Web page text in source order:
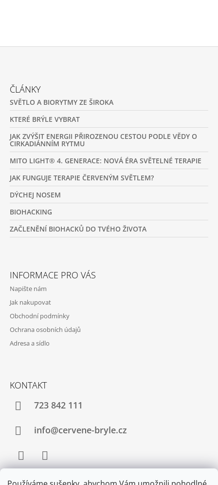
C
Y
V
P
I
S
U
ČLÁNKY
SVĚTLO A BIORYTMY ZE ŠIROKA
KTERÉ BRÝLE VYBRAT
JAK ZVÝŠIT ENERGII PŘIROZENOU CESTOU PODLE VĚDY O
CIRKADIÁNNÍM RYTMU
MITO LIGHT® 4. GENERACE: NOVÁ ÉRA SVĚTELNÉ TERAPIE
JAK FUNGUJE TERAPIE ČERVENÝM SVĚTLEM?
DÝCHEJ NOSEM
BIOHACKING
ZAČLENĚNÍ BIOHACKŮ DO TVÉHO ŽIVOTA
INFORMACE PRO VÁS
Napište nám
Jak nakupovat
Obchodní podmínky
Ochrana osobních údajů
Adresa a sídlo
KONTAKT
723 842 111
info@cervene-bryle.cz
FacebookInstagram